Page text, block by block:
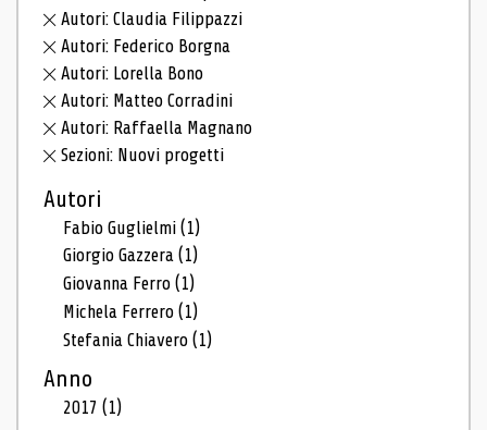
Autori: Claudia Filippazzi
Autori: Federico Borgna
Autori: Lorella Bono
Autori: Matteo Corradini
Autori: Raffaella Magnano
Sezioni: Nuovi progetti
Autori
Fabio Guglielmi(1)
Giorgio Gazzera(1)
Giovanna Ferro(1)
Michela Ferrero(1)
Stefania Chiavero(1)
Anno
2017(1)